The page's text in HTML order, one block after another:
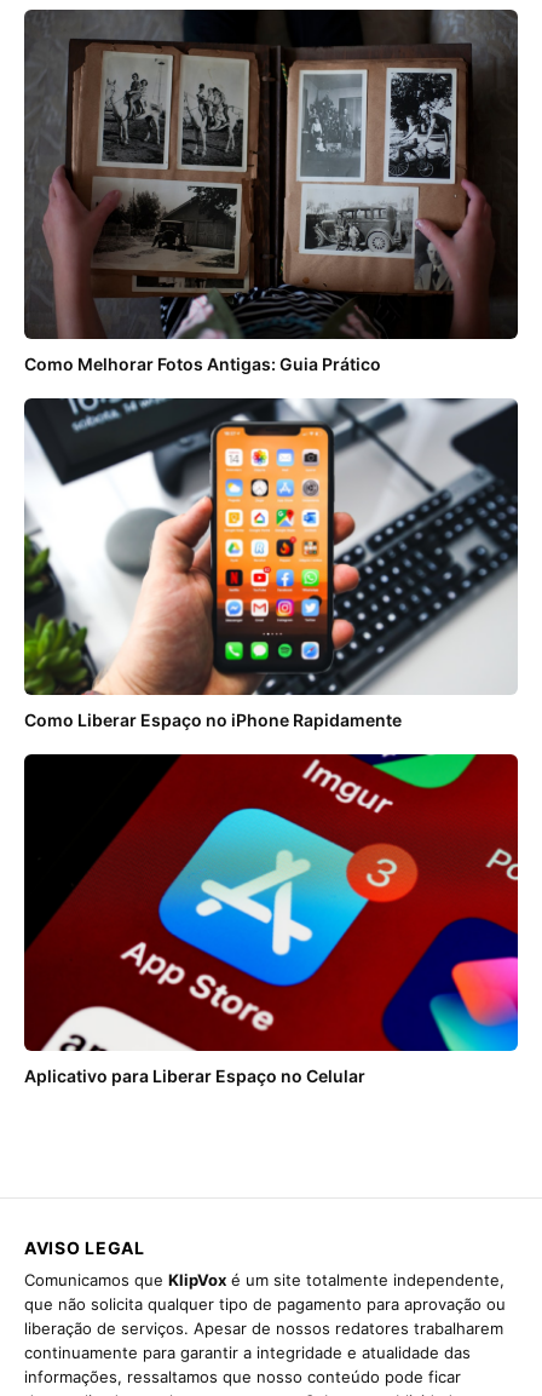
Como Melhorar Fotos Antigas: Guia Prático
Como Liberar Espaço no iPhone Rapidamente
Aplicativo para Liberar Espaço no Celular
AVISO LEGAL
Comunicamos que KlipVox é um site totalmente independente,
que não solicita qualquer tipo de pagamento para aprovação ou
liberação de serviços. Apesar de nossos redatores trabalharem
continuamente para garantir a integridade e atualidade das
informações, ressaltamos que nosso conteúdo pode ficar